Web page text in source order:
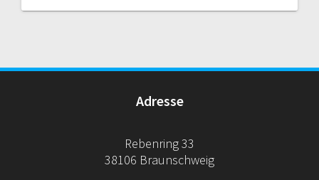
Adresse
Rebenring 33
38106 Braunschweig